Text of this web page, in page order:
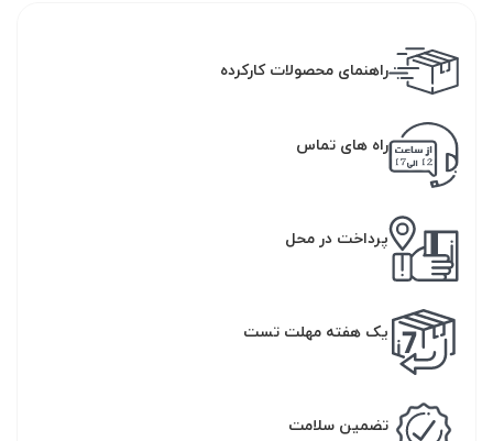
راهنمای محصولات کارکرده
راه های تماس
پرداخت در محل
یک هفته مهلت تست
تضمین سلامت